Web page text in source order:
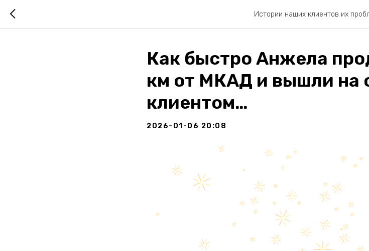
Истории наших клиентов их
Как быстро Анжела
км от МКАД и вышли на
клиентом…
2026-01-06 20:08